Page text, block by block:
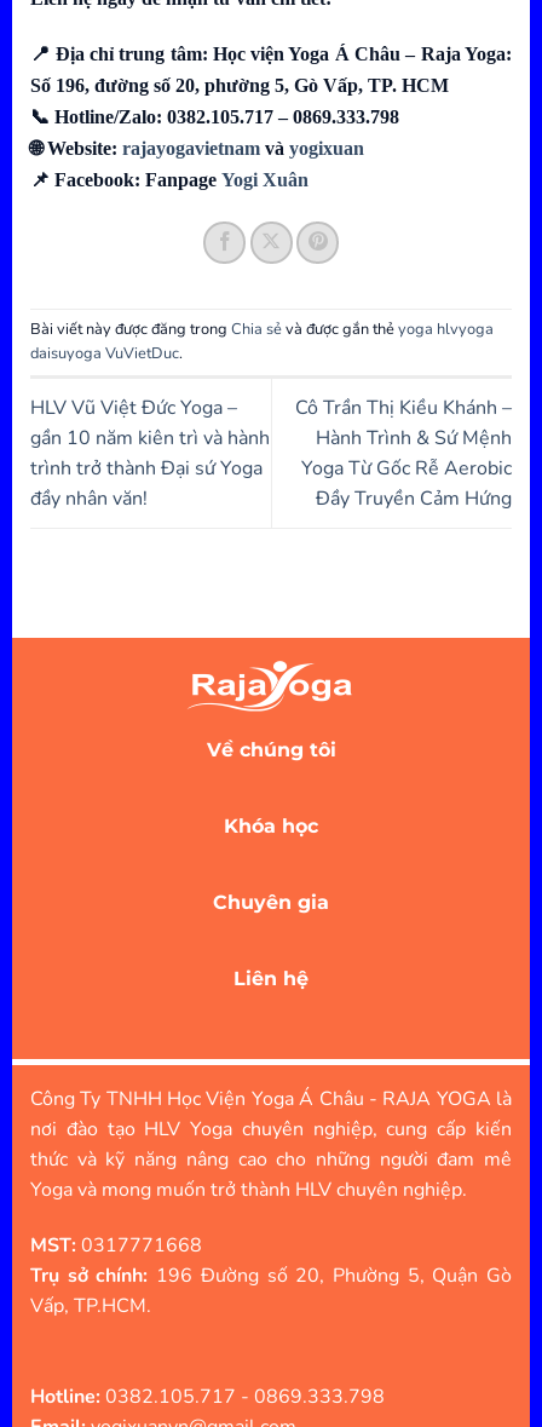
📍 Địa chỉ trung tâm: Học viện Yoga Á Châu – Raja Yoga:
Số 196, đường số 20, phường 5, Gò Vấp, TP. HCM
📞 Hotline/Zalo: 0382.105.717 – 0869.333.798
🌐 Website: rajayogavietnam và yogixuan
📌 Facebook: Fanpage Yogi Xuân
Bài viết này được đăng trong Chia sẻvà được gắn thẻyoga hlvyoga
daisuyoga VuVietDuc.
HLV Vũ Việt Đức Yoga –
gần 10 năm kiên trì và hành
trình trở thành Đại sứ Yoga
đầy nhân văn!
Cô Trần Thị Kiều Khánh –
Hành Trình & Sứ Mệnh
Yoga Từ Gốc Rễ Aerobic
Đầy Truyền Cảm Hứng
Về chúng tôi
Khóa học
Chuyên gia
Liên hệ
Công Ty TNHH Học Viện Yoga Á Châu - RAJA YOGA là
nơi đào tạo HLV Yoga chuyên nghiệp, cung cấp kiến
thức và kỹ năng nâng cao cho những người đam mê
Yoga và mong muốn trở thành HLV chuyên nghiệp.
MST:0317771668
Trụ sở chính: 196 Đường số 20, Phường 5, Quận Gò
Vấp, TP.HCM.
Hotline:0382.105.717 - 0869.333.798